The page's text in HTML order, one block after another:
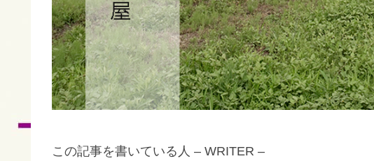
この記事を書いている人 – WRITER –